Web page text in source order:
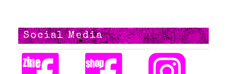
Social Media